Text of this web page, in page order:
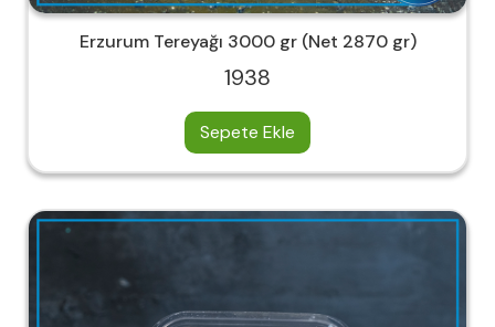
Erzurum Tereyağı 3000 gr (Net 2870 gr)
1938
Sepete Ekle